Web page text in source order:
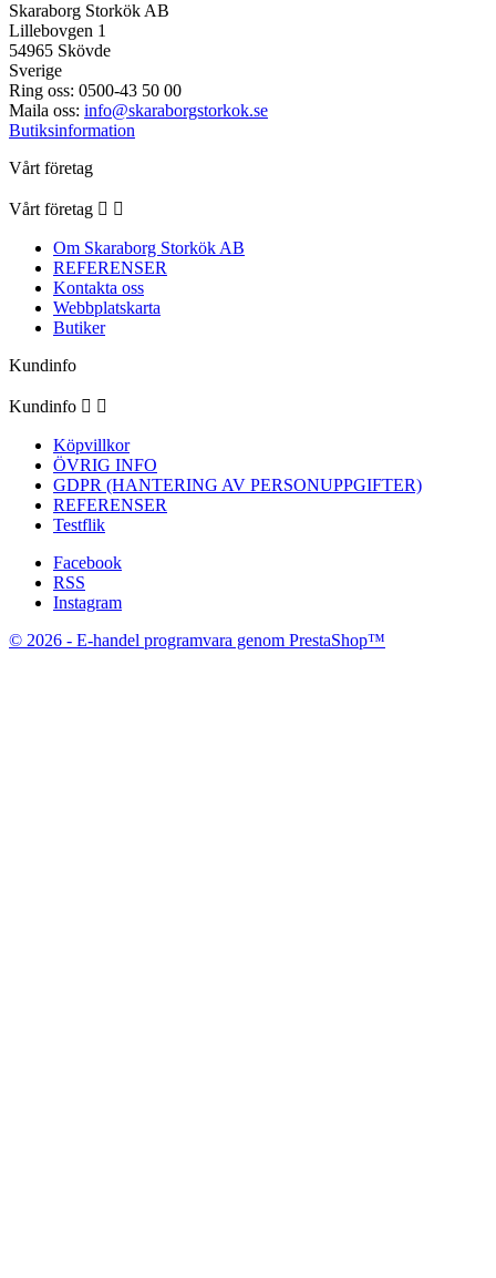
Skaraborg Storkök AB
Lillebovgen 1
54965 Skövde
Sverige
Ring oss: 0500-43 50 00
Maila oss: info@skaraborgstorkok.se
Butiksinformation
Vårt företag
Vårt företag  
Om Skaraborg Storkök AB
REFERENSER
Kontakta oss
Webbplatskarta
Butiker
Kundinfo
Kundinfo  
Köpvillkor
ÖVRIG INFO
GDPR (HANTERING AV PERSONUPPGIFTER)
REFERENSER
Testflik
Facebook
RSS
Instagram
© 2026 - E-handel programvara genom PrestaShop™